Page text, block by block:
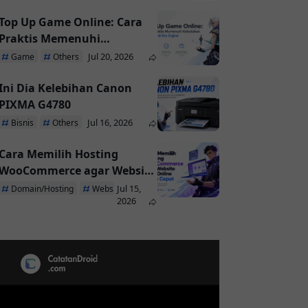
Up Game Online: Cara
Praktis Memenuhi
Kebutuhan Pemain di Era
Game Others Jul 20, 2026
Dia Kelebihan Canon
PIXMA G4780
Bisnis Others Jul 16, 2026
Cara Memilih Hosting
agar Website
Toko Online Tetap Cepat
Domain/Hosting WebsiteJul 15,
2026